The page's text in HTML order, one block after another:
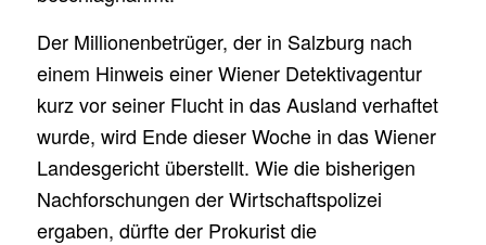
Der Millionenbetrüger, der in Salzburg nach
einem Hinweis einer Wiener Detektivagentur
kurz vor seiner Flucht in das Ausland verhaftet
wurde, wird Ende dieser Woche in das Wiener
Landesgericht überstellt. Wie die bisherigen
Nachforschungen der Wirtschaftspolizei
ergaben, dürfte der Prokurist die